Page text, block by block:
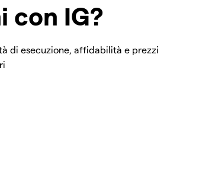
con IG?
di esecuzione, affidabilità e prezzi